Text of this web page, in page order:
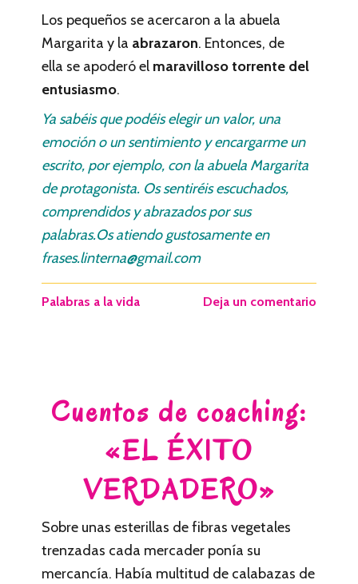
Los pequeños se acercaron a la abuela
Margarita y la abrazaron. Entonces, de
ella se apoderó el maravilloso torrente del
entusiasmo.
Ya sabéis que podéis elegir un valor, una
emoción o un sentimiento y encargarme un
escrito, por ejemplo, con la abuela Margarita
de protagonista. Os sentiréis escuchados,
comprendidos y abrazados por sus
palabras.Os atiendo gustosamente en
frases.linterna@gmail.com
Palabras a la vida Deja un comentario
Cuentos de coaching:
«EL ÉXITO
VERDADERO»
Sobre unas esterillas de fibras vegetales
trenzadas cada mercader ponía su
mercancía. Había multitud de calabazas de